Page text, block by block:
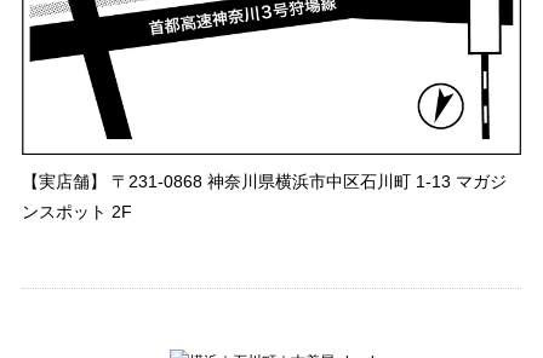
【実店舗】 〒231-0868 神奈川県横浜市中区石川町 1-13 マガジ
ンスポット 2F